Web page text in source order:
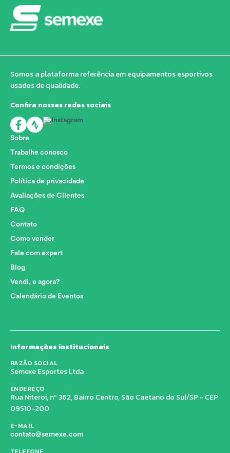
Somos a plataforma referência em equipamentos esportivos
usados de qualidade.
Confira nossas redes sociais
Sobre
Trabalhe conosco
Termos e condições
Política de privacidade
Avaliações de Clientes
FAQ
Contato
Como vender
Fale com expert
Blog
Vendi, e agora?
Calendário de Eventos
Informações institucionais
RAZÃO SOCIAL
Semexe Esportes Ltda
ENDEREÇO
Rua Niteroi, nº 362, Bairro Centro, São Caetano do Sul/SP - CEP
09510-200
E-MAIL
contato@semexe.com